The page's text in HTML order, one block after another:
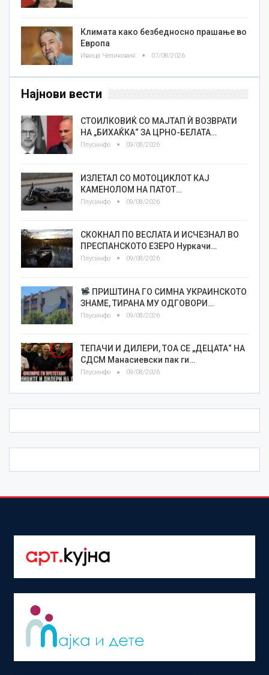
Климата како безбедносно прашање во
Европа
Ивица Челиковиќ 07/08/2026
Најнови вести
СТОИЛКОВИЌ СО МАЈТАП Ѝ ВОЗВРАТИ
НА „БИХАЌКА“ ЗА ЦРНО-БЕЛАТА…
Плусинфо 09/08/2026
ИЗЛЕТАЛ СО МОТОЦИКЛОТ КАЈ
КАМЕНОЛОМ НА ПАТОТ…
Плусинфо 09/08/2026
СКОКНАЛ ПО ВЕСЛАТА И ИСЧЕЗНАЛ ВО
ПРЕСПАНСКОТО ЕЗЕРО Нуркачи…
Плусинфо 09/08/2026
ПРИШТИНА ГО СИМНА УКРАИНСКОТО
ЗНАМЕ, ТИРАНА МУ ОДГОВОРИ…
Плусинфо 09/08/2026
TEПАЧИ И ДИЛЕРИ, ТОА СЕ „ДЕЦАТА“ НА
СДСМ Манасиевски пак ги…
Плусинфо 09/08/2026